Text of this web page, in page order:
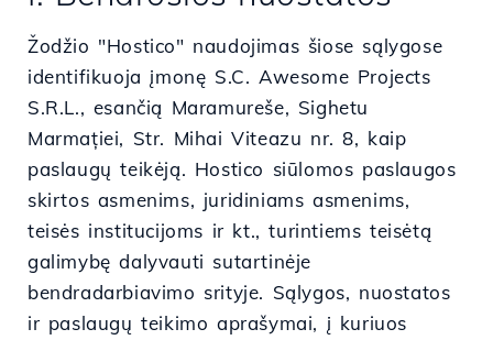
Žodžio "Hostico" naudojimas šiose sąlygose
identifikuoja įmonę S.C. Awesome Projects
S.R.L., esančią Maramureše, Sighetu
Marmației, Str. Mihai Viteazu nr. 8, kaip
paslaugų teikėją. Hostico siūlomos paslaugos
skirtos asmenims, juridiniams asmenims,
teisės institucijoms ir kt., turintiems teisėtą
galimybę dalyvauti sutartinėje
bendradarbiavimo srityje. Sąlygos, nuostatos
ir paslaugų teikimo aprašymai, į kuriuos